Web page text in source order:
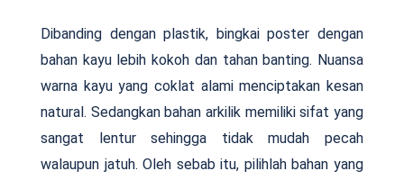
Dibanding dengan plastik, bingkai poster dengan
bahan kayu lebih kokoh dan tahan banting. Nuansa
warna kayu yang coklat alami menciptakan kesan
natural. Sedangkan bahan arkilik memiliki sifat yang
sangat lentur sehingga tidak mudah pecah
walaupun jatuh. Oleh sebab itu, pilihlah bahan yang